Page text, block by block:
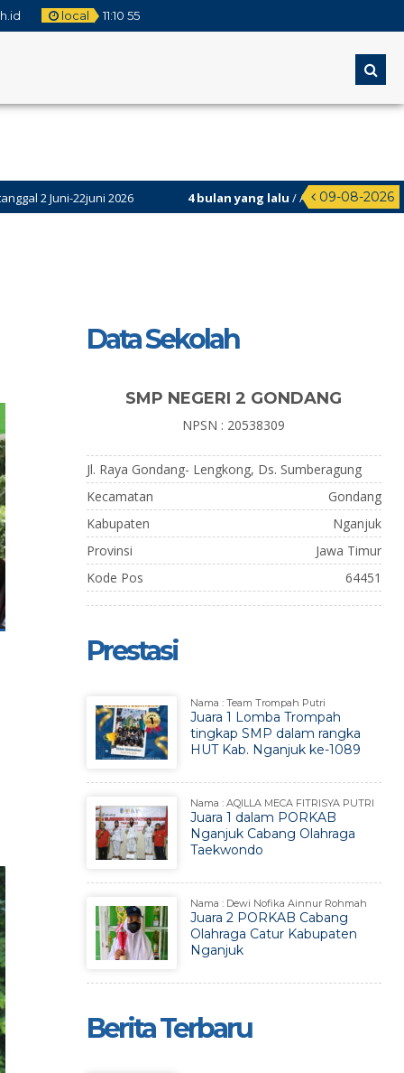
local 11:10 56
09-08-2026
4 bulan yang lalu / Assesmen Sumatif akhir Semester
Data Sekolah
SMP NEGERI 2 GONDANG
NPSN : 20538309
Jl. Raya Gondang- Lengkong, Ds. Sumberagung
Kecamatan
Gondang
Kabupaten
Nganjuk
Provinsi
Jawa Timur
Kode Pos
64451
Prestasi
Nama : Team Trompah Putri
Juara 1 Lomba Trompah
tingkap SMP dalam rangka
HUT Kab. Nganjuk ke-1089
Nama : AQILLA MECA FITRISYA PUTRI
Juara 1 dalam PORKAB
Nganjuk Cabang Olahraga
Taekwondo
Nama : Dewi Nofika Ainnur Rohmah
Juara 2 PORKAB Cabang
Olahraga Catur Kabupaten
Nganjuk
Berita Terbaru